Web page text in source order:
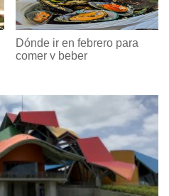
Dónde ir en febrero para
comer y beber